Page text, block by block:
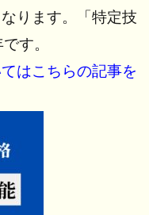
ります。「特定技
す。
はこちらの記事を